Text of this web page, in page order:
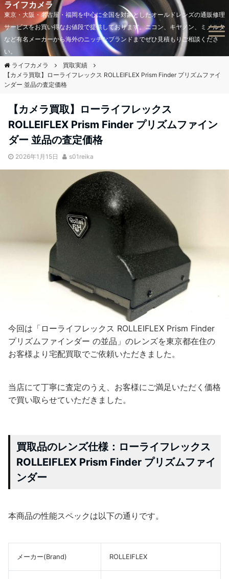
ライフカメラ
東京・大阪・名古屋・福岡を中心に全国を対象としたオールドレンズの通販修理
サービスをお買い得なお値段で提供しております。ニコン、キヤノン、ミノルタ
など有名メーカーから海外のニッチなブランドまでぜひ見積もりご相談くださ
い。
ライフカメラ
買取実績
【カメラ買取】ローライフレックス ROLLEIFLEX Prism Finder プリズムファイ
ンダー 並品の査定価格
【カメラ買取】ローライフレックス
ROLLEIFLEX Prism Finder プリズムファイン
ダー 並品の査定価格
2026年1月15日 s01reika
今回は「ローライフレックス ROLLEIFLEX Prism Finder
プリズムファインダー の並品」のレンズを東京都在住の
お客様より宅配買取でご依頼いただきました。
当店にて丁寧に査定のうえ、お客様にご満足いただく価格
で買い取らせていただきました。
買取品のレンズ仕様：ローライフレックス
ROLLEIFLEX Prism Finder プリズムファイ
ンダー
本商品の性能スペックは以下の通りです。
メーカー(Brand) ROLLEIFLEX